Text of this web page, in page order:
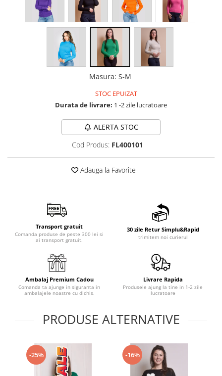
Masura: S-M
STOC EPUIZAT
Durata de livrare: 1 -2 zile lucratoare
ALERTA STOC
Cod Produs: FL400101
Adauga la Favorite
Transport gratuit
Comanda produse de peste 300 lei si
ai transport gratuit.
30 zile Retur Simplu&Rapid
trimitem noi curierul
Ambalaj Premium Cadou
Comanda ta ajunge in siguranta in
ambalajele noastre cu dichis.
Livrare Rapida
Produsele ajung la tine in 1-2 zile
lucratoare
PRODUSE ALTERNATIVE
-25% -16%